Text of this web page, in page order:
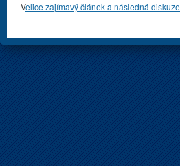
Velice zajímavý článek a následná diskuze